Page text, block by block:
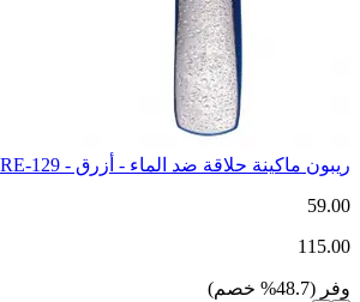
ريبون ماكينة حلاقة ضد الماء - أزرق - RE-129
59.00
115.00
وفر (
48.7
% خصم)